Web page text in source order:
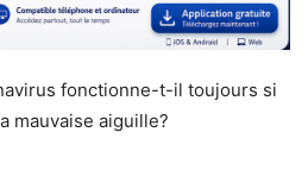
fonctionne-t-il toujours si
mauvaise aiguille?